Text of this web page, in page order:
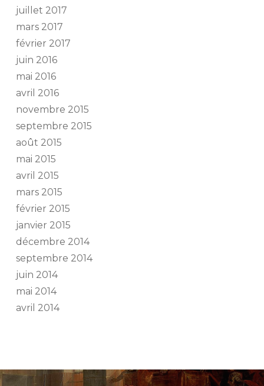
juillet 2017
mars 2017
février 2017
juin 2016
mai 2016
avril 2016
novembre 2015
septembre 2015
août 2015
mai 2015
avril 2015
mars 2015
février 2015
janvier 2015
décembre 2014
septembre 2014
juin 2014
mai 2014
avril 2014